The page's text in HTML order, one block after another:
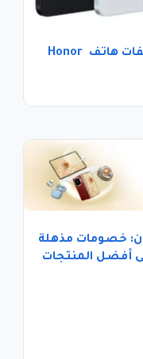
سعر و مواصفات هاتف Honor
خصومات مذهلة
أفضل المنتجات